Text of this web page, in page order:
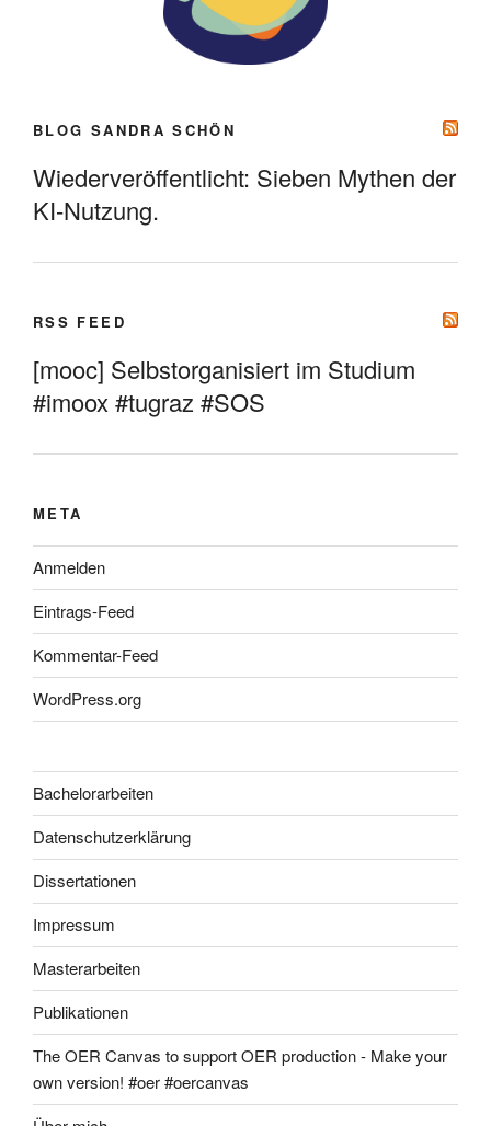
BLOG SANDRA SCHÖN
Wiederveröffentlicht: Sieben Mythen der
KI-Nutzung.
RSS FEED
[mooc] Selbstorganisiert im Studium
#imoox #tugraz #SOS
META
Anmelden
Eintrags-Feed
Kommentar-Feed
WordPress.org
Bachelorarbeiten
Datenschutzerklärung
Dissertationen
Impressum
Masterarbeiten
Publikationen
The OER Canvas to support OER production - Make your
own version! #oer #oercanvas